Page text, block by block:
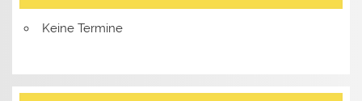
Keine Termine